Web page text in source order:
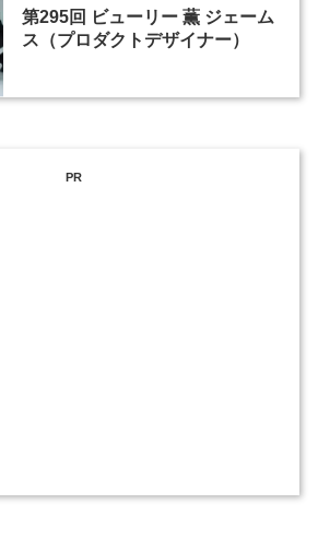
第295回 ビューリー 薫 ジェーム
ス（プロダクトデザイナー）
PR